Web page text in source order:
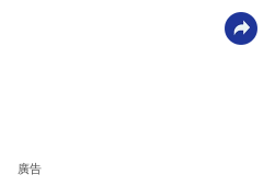
廣告